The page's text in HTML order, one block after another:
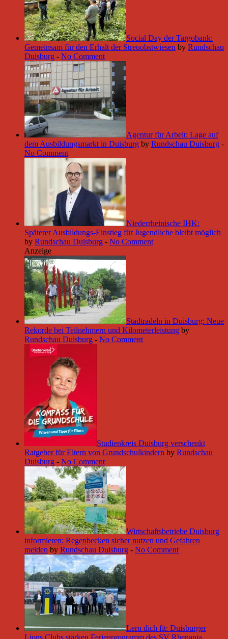
Social Day der Targobank:
Gemeinsam für den Erhalt der Streuobstwiesen by Rundschau
Duisburg - No Comment
Agentur für Arbeit: Lage auf
dem Ausbildungsmarkt in Duisburg by Rundschau Duisburg -
No Comment
Niederrheinische IHK:
Späterer Ausbildungs-Einstieg für Jugendliche bleibt möglich
by Rundschau Duisburg - No Comment
Anzeige
Stadtradeln in Duisburg: Neue
Rekorde bei Teilnehmern und Kilometerleistung by
Rundschau Duisburg - No Comment
Studienkreis Duisburg verschenkt
Ratgeber für Eltern von Grundschulkindern by Rundschau
Duisburg - No Comment
Wirtschaftsbetriebe Duisburg
informieren: Regenbecken sicher nutzen und Gefahren
meiden by Rundschau Duisburg - No Comment
Lern dich fit: Duisburger
Lions Clubs stärken Ferienprogramm des SV Rhenania